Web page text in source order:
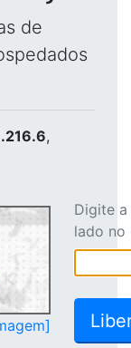
de
,
Digite
lado no